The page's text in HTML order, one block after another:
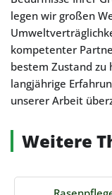
legen wir großen
kompetenter
bestem Zustand zu
langjährige
unserer Arbeit
Weitere